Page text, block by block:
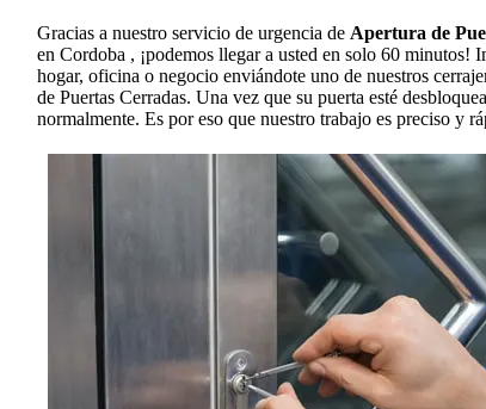
Gracias a nuestro servicio de urgencia de Apertura de
en Cordoba , ¡podemos llegar a usted en solo 60 minutos!
hogar, oficina o negocio enviándote uno de nuestros
de Puertas Cerradas. Una vez que su puerta esté
normalmente. Es por eso que nuestro trabajo es preciso y